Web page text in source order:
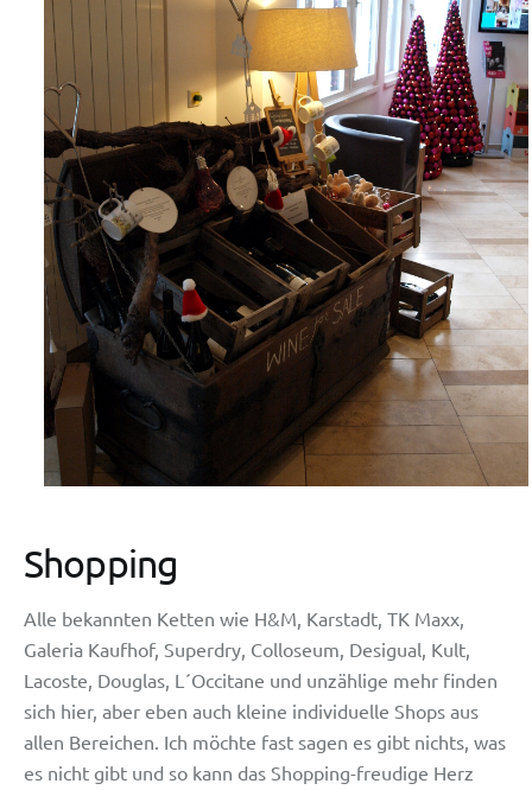
Shopping
Alle bekannten Ketten wie H&M, Karstadt, TK Maxx,
Galeria Kaufhof, Superdry, Colloseum, Desigual, Kult,
Lacoste, Douglas, L´Occitane und unzählige mehr finden
sich hier, aber eben auch kleine individuelle Shops aus
allen Bereichen. Ich möchte fast sagen es gibt nichts, was
es nicht gibt und so kann das Shopping-freudige Herz